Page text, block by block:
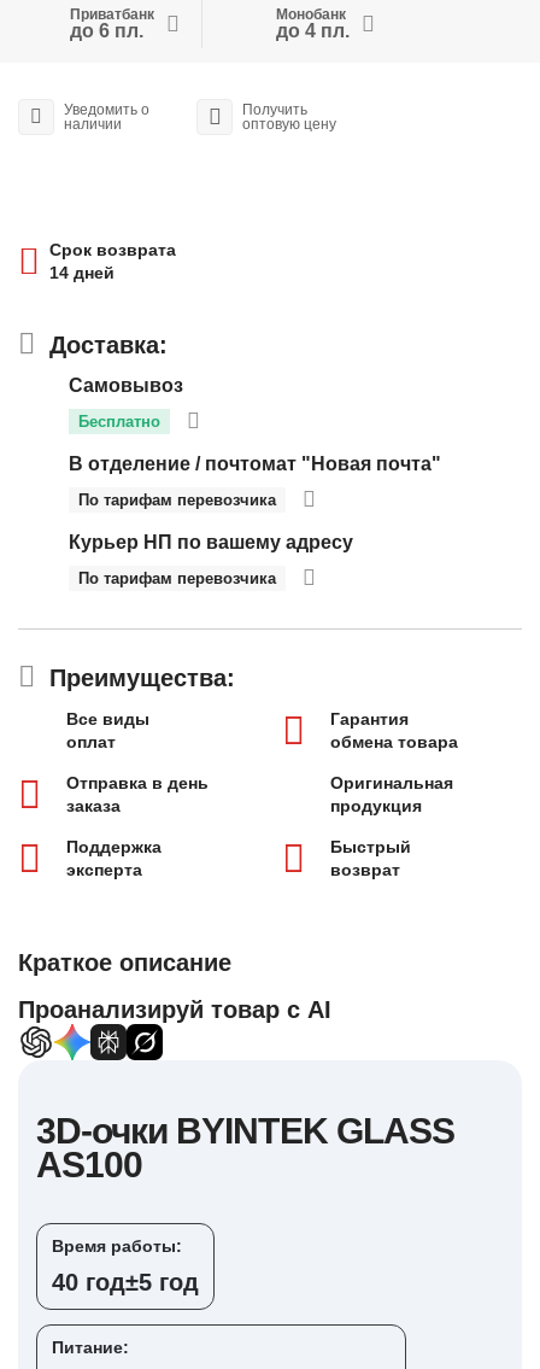
Приватбанк
до 6 пл.
Монобанк
до 4 пл.
Уведомить о
наличии
Получить
оптовую цену
Срок возврата
14 дней
Доставка:
Самовывоз
Бесплатно
В отделение / почтомат "Новая почта"
По тарифам перевозчика
Курьер НП по вашему адресу
По тарифам перевозчика
Преимущества:
Все виды
оплат
Гарантия
обмена товара
Отправка в день
заказа
Оригинальная
продукция
Поддержка
эксперта
Быстрый
возврат
Краткое описание
Проанализируй товар с AI
3D-очки BYINTEK GLASS
AS100
Время работы:
40 год±5 год
Питание: